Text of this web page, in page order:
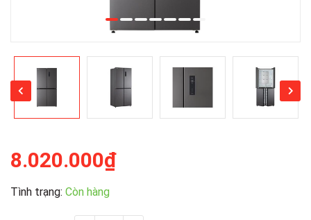
8.020.000₫
Tình trạng: Còn hàng